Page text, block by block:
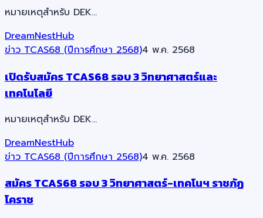
หมายเหตุสำหรับ DEK…
DreamNestHub
ข่าว TCAS68 (ปีการศึกษา 2568)4 พ.ค. 2568
เปิดรับสมัคร TCAS68 รอบ 3 วิทยาศาสตร์และ
เทคโนโลยี
หมายเหตุสำหรับ DEK…
DreamNestHub
ข่าว TCAS68 (ปีการศึกษา 2568)4 พ.ค. 2568
สมัคร TCAS68 รอบ 3 วิทยาศาสตร์-เทคโนฯ ราชภัฏ
โคราช